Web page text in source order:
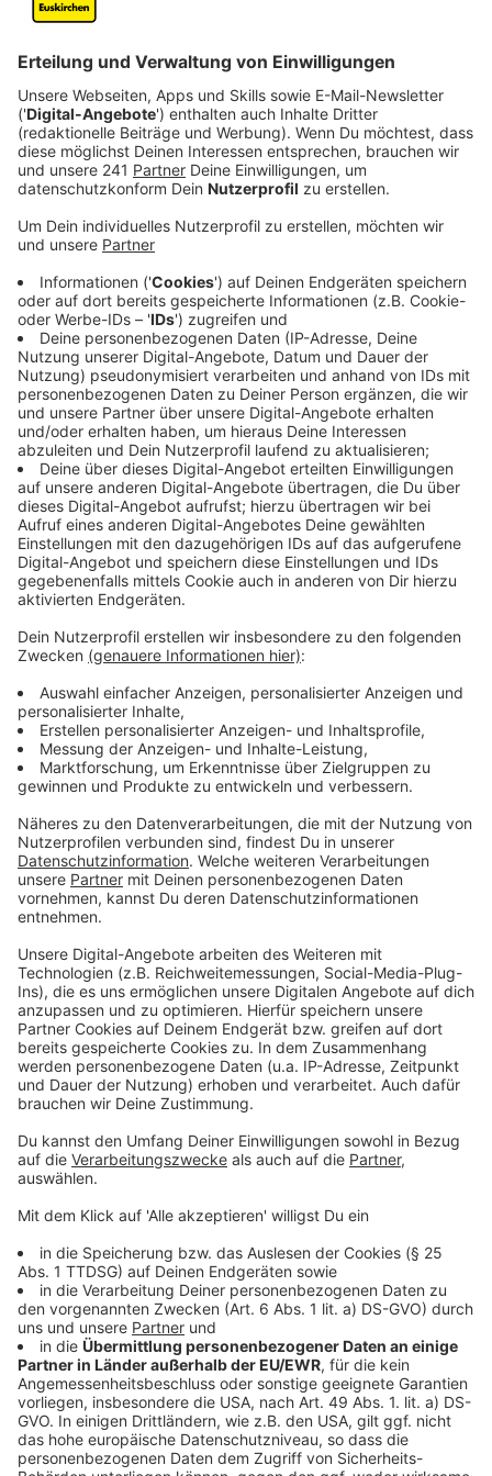
«Wir müssen in dieser ernsten Lage die
sicherstellen. Aber alle Freizeitaktivitäten und
nicht unbedingt notwendige sozialen Kontakte
müssen unverzüglich vermieden werden», sagte
Ministerpräsident Armin Laschet. «So sehr das für
viele Menschen ein Opfer und eine Einschränkung
bedeutet, so wichtig ist es jetzt, besonnen, aber
auch entschlossen unser Leben zu
entschleunigen.»
Noch am Sonntag sollen durch Erlass des NRW-
Gesundheitsministeriums nahezu alle Freizeit-,
Sport-, Unterhaltungs- und Bildungsangebote im
Land eingestellt werden, wie die Staatskanzlei in
Düsseldorf nach einer Kabinettssitzung mitteilte.
Demnach müssten bereits ab Montag alle Bars,
Clubs, Diskotheken, Spielhallen, Theater, Kinos und
Museen schließen. Ab Dienstag sei dann auch der
Betrieb von Fitness-Studios, Schwimm- und
Spaßbädern sowie Saunen untersagt.
Ebenso ab Dienstag sind den Angaben zufolge
Zusammenkünfte in Sportvereinen und sonstigen
Sport- und Freizeiteinrichtungen sowie die
Wahrnehmung von Angeboten in
Volkshochschulen, Musikschulen und sonstigen
öffentlichen und privaten Bildungseinrichtungen
nicht mehr gestattet. Bibliotheken, Restaurants,
Gaststätten und Hotels sollen in ihrem Betrieb an
strenge Auflagen gebunden werden, die eine
Verbreitung des Coronavirus verhindern. Banken
und Einzelhandelsbetriebe, insbesondere für
Lebensmittel, Apotheken und Drogerien bleiben
geöffnet. Die Regelungen sollen laut Staatskanzlei
zunächst bis zum 19. April gelten.
Der Kreis-Gesundheitsamt hat am Sonntag
außerdem ein Update zur Lage im Kreis Euskirchen
gegeben: Demnach haben sich aktuell zwölf
Menschen im Kreis Euskirchen mit dem Corona-
Virus infiziert. Außerdem wird ein an dem Virus
erkrankter Patient aus einem Nachbarkreis bei uns
aktuell laut Kreis-Gesundheitsamt 33 begründete
Corona-Verdachtsfälle und 96 Menschen, die als
141 Menschen im Kreis Euskirchen unter
Quarantäne, hieß es aus dem Kreishaus weiter.
Veröffentlicht:Sonntag, 15.03.2020 21:32
Anzeige